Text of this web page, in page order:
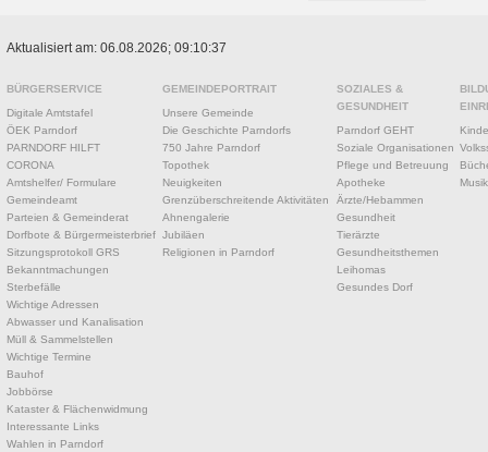
Aktualisiert am: 06.08.2026; 09:10:37
BÜRGERSERVICE
Digitale Amtstafel
ÖEK Parndorf
PARNDORF HILFT
CORONA
Amtshelfer/ Formulare
Gemeindeamt
Parteien & Gemeinderat
Dorfbote & Bürgermeisterbrief
Sitzungsprotokoll GRS
Bekanntmachungen
Sterbefälle
Wichtige Adressen
Abwasser und Kanalisation
Müll & Sammelstellen
Wichtige Termine
Bauhof
Jobbörse
Kataster & Flächenwidmung
Interessante Links
Wahlen in Parndorf
GEMEINDEPORTRAIT
Unsere Gemeinde
Die Geschichte Parndorfs
750 Jahre Parndorf
Topothek
Neuigkeiten
Grenzüberschreitende Aktivitäten
Ahnengalerie
Jubiläen
Religionen in Parndorf
SOZIALES &
GESUNDHEIT
Parndorf GEHT
Soziale Organisationen
Pflege und Betreuung
Apotheke
Ärzte/Hebammen
Gesundheit
Tierärzte
Gesundheitsthemen
Leihomas
Gesundes Dorf